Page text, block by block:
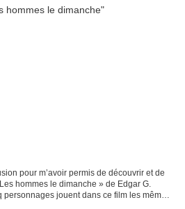
pour m’avoir permis de découvrir et de
hommes le dimanche » de Edgar G.
jouent dans ce film les mêmes